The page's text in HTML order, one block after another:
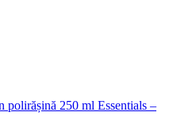
polirășină 250 ml Essentials –